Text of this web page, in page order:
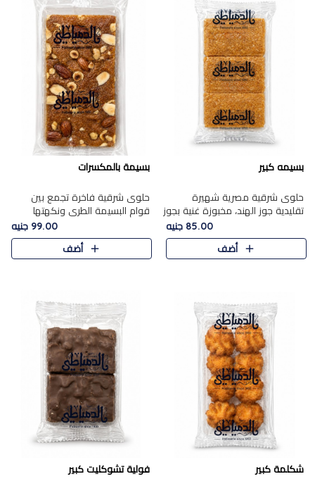
بسيمه كبير
حلوى شرقية مصرية شهيرة
تقليدية جوز الهند، مخبوزة غنية بجوز
الهند، بلمسه ذهبية وتتميز بقوامها
المرمل وطعمها اللذيذ الذي يشبه
البسبوسة. تُخبز..
85.00 جنيه
أضف
بسيمة بالمكسرات
حلوى شرقية فاخرة تجمع بين
قوام البسيمة الطري ونكهتها
الغنية، مزينة بتشكيلة مختارة من
اللوز والبندق والمكسرات الفاخرة.
مزيج متوازن من القوام ..
99.00 جنيه
أضف
شكلمة كبير فولية تشوكليت كبير